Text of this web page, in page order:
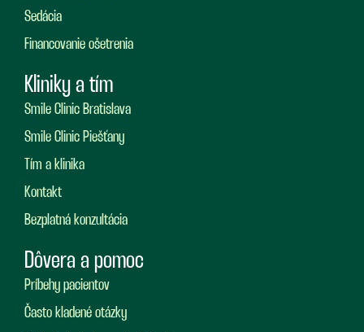
Sedácia
Financovanie ošetrenia
Kliniky a tím
Smile Clinic Bratislava
Smile Clinic Piešťany
Tím a klinika
Kontakt
Bezplatná konzultácia
Dôvera a pomoc
Príbehy pacientov
Často kladené otázky